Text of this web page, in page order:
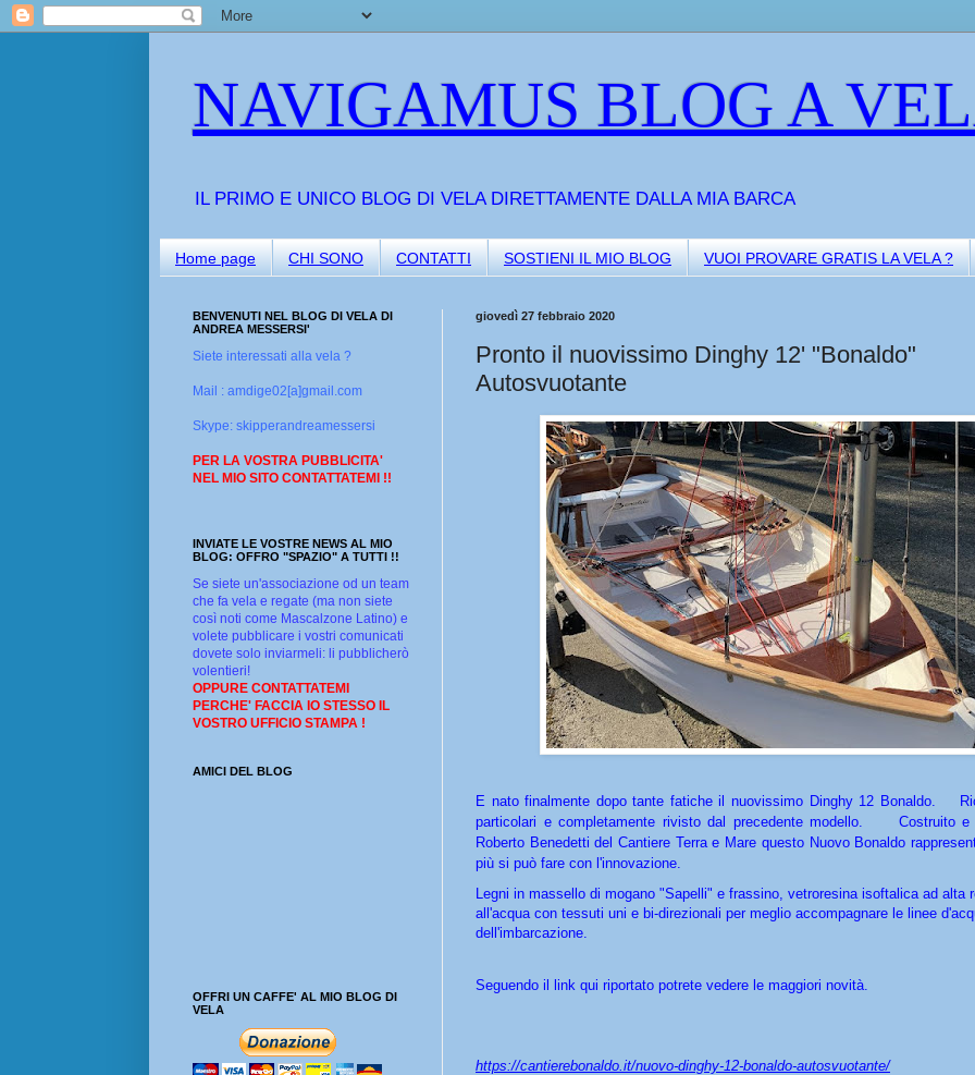
NAVIGAMUS BLOG A
IL PRIMO E UNICO BLOG DI VELA DIRETTAMENTE DALLA MIA BARCA
Home page CHI SONO CONTATTI SOSTIENI IL MIO BLOG VUOI PROVARE GRATIS LA VELA ?
giovedì 27 febbraio 2020
Pronto il nuovissimo Dinghy 12' "Bonaldo"
Autosvuotante
E nato finalmente dopo tante fatiche il nuovissimo Dinghy 12 Bonaldo.
particolari e completamente rivisto dal precedente modello. Costruito e
Roberto Benedetti del Cantiere Terra e Mare questo Nuovo Bonaldo
più si può fare con l'innovazione.
Legni in massello di mogano "Sapelli" e frassino, vetroresina isoftalica ad alta
all'acqua con tessuti uni e bi-direzionali per meglio accompagnare le linee
dell'imbarcazione.
Seguendo il link qui riportato potrete vedere le maggiori novità.
https://cantierebonaldo.it/nuovo-dinghy-12-bonaldo-autosvuotante/
BENVENUTI NEL BLOG DI VELA DI
ANDREA MESSERSI'
Siete interessati alla vela ?
Mail : amdige02[a]gmail.com
Skype: skipperandreamessersi
PER LA VOSTRA PUBBLICITA'
NEL MIO SITO CONTATTATEMI !!
INVIATE LE VOSTRE NEWS AL MIO
BLOG: OFFRO "SPAZIO" A TUTTI !!
Se siete un'associazione od un team
che fa vela e regate (ma non siete
così noti come Mascalzone Latino) e
volete pubblicare i vostri comunicati
dovete solo inviarmeli: li pubblicherò
volentieri!
OPPURE CONTATTATEMI
PERCHE' FACCIA IO STESSO IL
VOSTRO UFFICIO STAMPA !
AMICI DEL BLOG
OFFRI UN CAFFE' AL MIO BLOG DI
VELA